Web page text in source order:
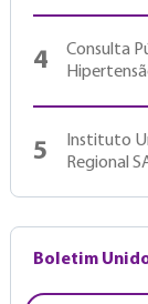
4
Consulta
5
Instituto
Regional
Boletim